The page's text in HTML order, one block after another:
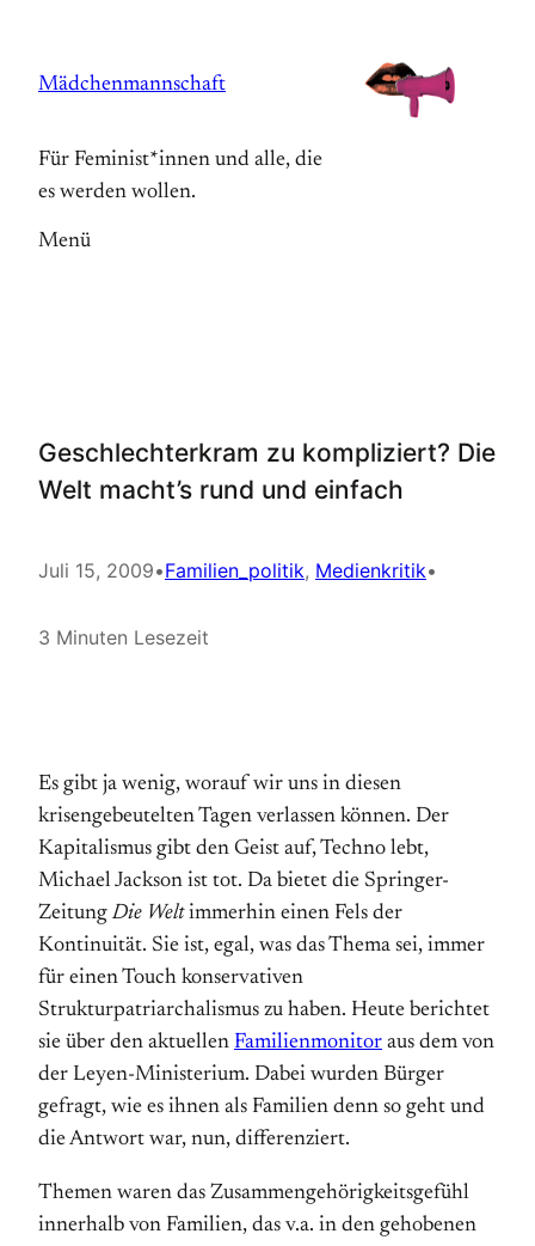
springen
Mädchenmannschaft
Für Feminist*innen und alle, die
es werden wollen.
Menü
Geschlechterkram zu kompliziert? Die
Welt macht’s rund und einfach
Juli 15, 2009•Familien_politik, Medienkritik•
3 Minuten Lesezeit
Es gibt ja wenig, worauf wir uns in diesen
krisengebeutelten Tagen verlassen können. Der
Kapitalismus gibt den Geist auf, Techno lebt,
Michael Jackson ist tot. Da bietet die Springer-
Zeitung Die Weltimmerhin einen Fels der
Kontinuität. Sie ist, egal, was das Thema sei, immer
für einen Touch konservativen
Strukturpatriarchalismus zu haben. Heute berichtet
sie über den aktuellen Familienmonitor aus dem von
der Leyen-Ministerium. Dabei wurden Bürger
gefragt, wie es ihnen als Familien denn so geht und
die Antwort war, nun, differenziert.
Themen waren das Zusammengehörigkeitsgefühl
innerhalb von Familien, das v.a. in den gehobenen